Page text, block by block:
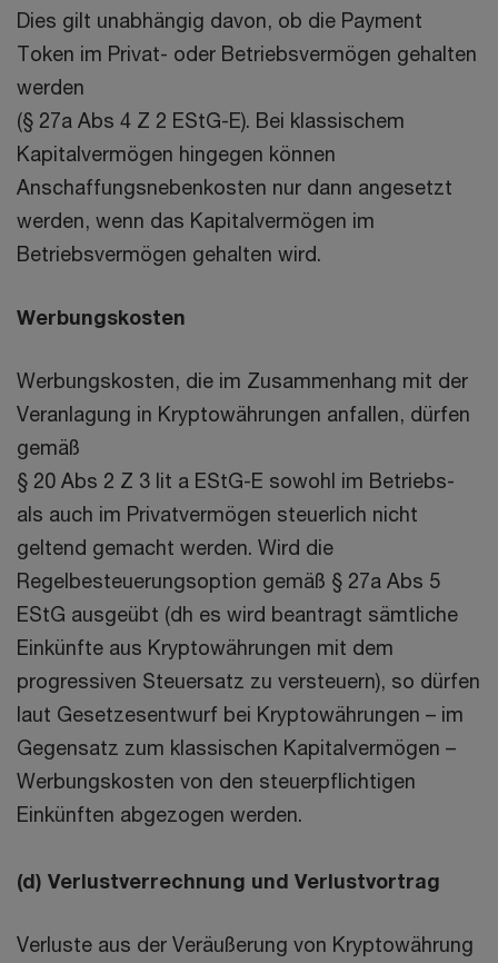
Dies gilt unabhängig davon, ob die Payment
Token im Privat- oder Betriebsvermögen gehalten
werden
(§ 27a Abs 4 Z 2 EStG-E). Bei klassischem
Kapitalvermögen hingegen können
Anschaffungsnebenkosten nur dann angesetzt
werden, wenn das Kapitalvermögen im
Betriebsvermögen gehalten wird.
Werbungskosten
Werbungskosten, die im Zusammenhang mit der
Veranlagung in Kryptowährungen anfallen, dürfen
gemäß
§ 20 Abs 2 Z 3 lit a EStG-E sowohl im Betriebs-
als auch im Privatvermögen steuerlich nicht
geltend gemacht werden. Wird die
Regelbesteuerungsoption gemäß § 27a Abs 5
EStG ausgeübt (dh es wird beantragt sämtliche
Einkünfte aus Kryptowährungen mit dem
progressiven Steuersatz zu versteuern), so dürfen
laut Gesetzesentwurf bei Kryptowährungen – im
Gegensatz zum klassischen Kapitalvermögen –
Werbungskosten von den steuerpflichtigen
Einkünften abgezogen werden.
(d) Verlustverrechnung und Verlustvortrag
Verluste aus der Veräußerung von Kryptowährung